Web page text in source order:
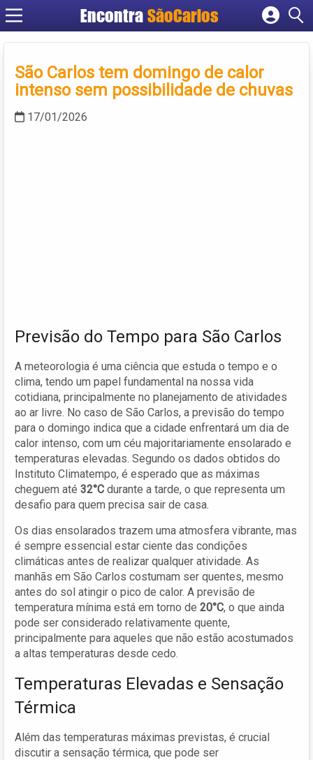
EncontraSãoCarlos
Cadastrar empresa
Criar conta
São Carlos tem domingo de calor
intenso sem possibilidade de chuvas
17/01/2026
Previsão do Tempo para São Carlos
A meteorologia é uma ciência que estuda o tempo e o
clima, tendo um papel fundamental na nossa vida
cotidiana, principalmente no planejamento de atividades
ao ar livre. No caso de São Carlos, a previsão do tempo
para o domingo indica que a cidade enfrentará um dia de
calor intenso, com um céu majoritariamente ensolarado e
temperaturas elevadas. Segundo os dados obtidos do
Instituto Climatempo, é esperado que as máximas
cheguem até 32°C durante a tarde, o que representa um
desafio para quem precisa sair de casa.
Os dias ensolarados trazem uma atmosfera vibrante, mas
é sempre essencial estar ciente das condições
climáticas antes de realizar qualquer atividade. As
manhãs em São Carlos costumam ser quentes, mesmo
antes do sol atingir o pico de calor. A previsão de
temperatura mínima está em torno de 20°C, o que ainda
pode ser considerado relativamente quente,
principalmente para aqueles que não estão acostumados
a altas temperaturas desde cedo.
Temperaturas Elevadas e Sensação
Térmica
Além das temperaturas máximas previstas, é crucial
discutir a sensação térmica, que pode ser